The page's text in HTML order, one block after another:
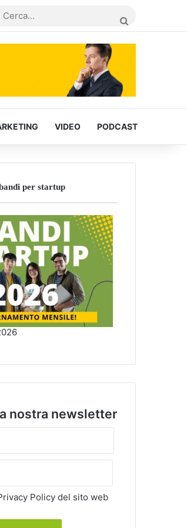
laterale
VIDEO PODCAST
per startup
nostra newsletter
Policy del sito web